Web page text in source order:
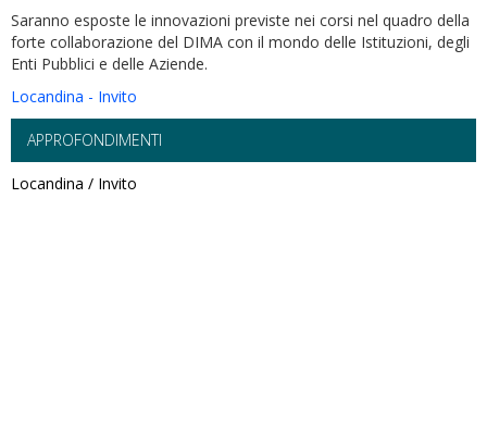
Saranno esposte le innovazioni previste nei corsi nel quadro della
forte collaborazione del DIMA con il mondo delle Istituzioni, degli
Enti Pubblici e delle Aziende.
Locandina - Invito
APPROFONDIMENTI
Locandina / Invito